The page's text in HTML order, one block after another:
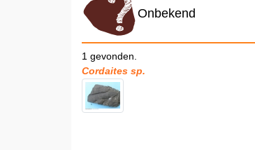
Onbekend
1 gevonden.
Cordaites sp.